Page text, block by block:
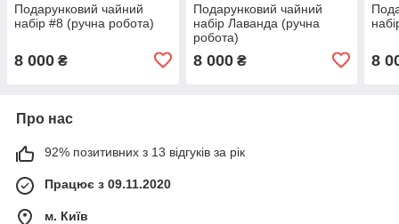
Подарунковий чайний
набір #8 (ручна робота)
8 000 ₴
Подарунковий чайний
набір Лаванда (ручна
робота)
8 000₴ 8
Про нас
92% позитивних з 13 відгуків за рік
Працює з 09.11.2020
м. Київ